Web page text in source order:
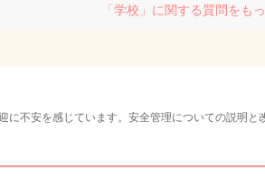
「学校」に関する質問をも
に不安を感じています。安全管理についての説明と